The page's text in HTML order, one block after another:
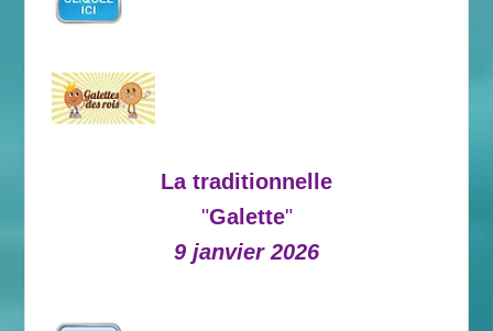
La traditionnelle
"Galette"
9 janvier 2026